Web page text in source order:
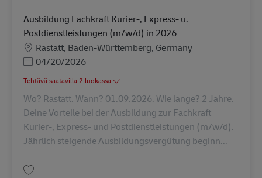
Ausbildung Fachkraft Kurier-, Express- u.
Postdienstleistungen (m/w/d) in 2026
SijaintiRastatt, Baden-Württemberg, Germany
Posted Date
04/20/2026
Tehtävä saatavilla 2 luokassa
Wo? Rastatt. Wann? 01.09.2026. Wie lange? 2 Jahre.
Deine Vorteile bei der Ausbildung zur Fachkraft
Kurier-, Express- und Postdienstleistungen (m/w/d).
Jährlich steigende Ausbildungsvergütung beginn...